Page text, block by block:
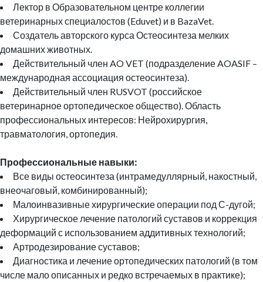
Лектор в Образовательном центре коллегии
ветеринарных специалостов (Eduvet) и в BazaVet.
Создатель авторского курса Остеосинтеза мелких
домашних животных.
Действительный член AO VET (подразделение AOASIF –
международная ассоциация остеосинтеза).
Действительный член RUSVOT (российское
ветеринарное ортопедическое общество). Область
профессиональных интересов: Нейрохирургия,
травматология, ортопедия.
Профессиональные навыки:
Все виды остеосинтеза (интрамедуллярный, накостный,
внеочаговый, комбинированный);
Малоинвазивные хирургические операции под С-дугой;
Хирургическое лечение патологий суставов и коррекция
деформаций с использованием аддитивных технологий;
Артродезирование суставов;
Диагностика и лечение ортопедических патологий (в том
числе мало описанных и редко встречаемых в практике);